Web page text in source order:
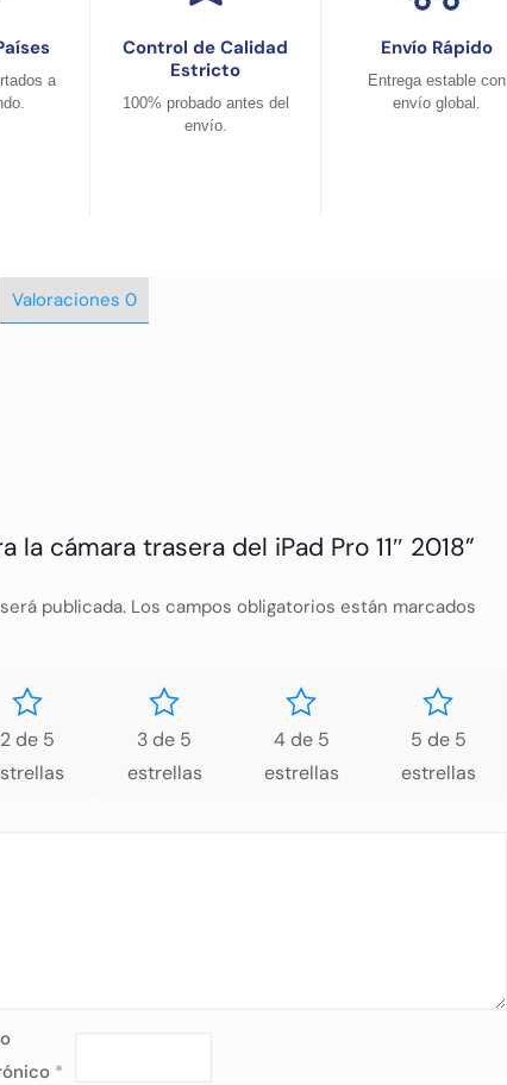
a
Control de Calidad
Estricto
100% probado antes del
envío.
Envío Rápido
Entrega estable con
envío global.
Valoraciones 0
la cámara trasera del iPad Pro 11″ 2018”
publicada. Los campos obligatorios están marcados
2 de 5
3 de 5
estrellas
4 de 5
estrellas
5 de 5
estrellas
*